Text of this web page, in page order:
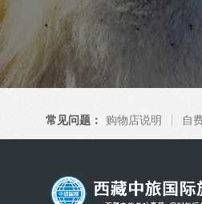
常见问题： 购物店说明 自